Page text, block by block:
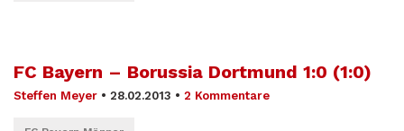
FC Bayern – Borussia Dortmund 1:0 (1:0)
Steffen Meyer • 28.02.2013 • 2 Kommentare